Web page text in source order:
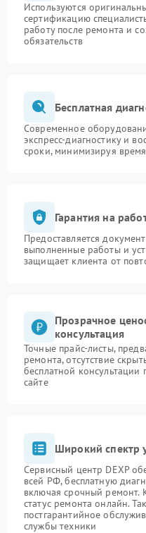
Используются
сертификацию
работу после ремонта и
обязательств
Бесплатная
Современное
экспресс-диагностику и
сроки, минимизируя
Гарантия на
Предоставляется
выполненные работы и
защищает клиента от
Прозрачное
консультация
Точные прайс-листы,
ремонта, отсутствие
бесплатной
сайте
Широкий спектр
Сервисный центр DEXP
всей РФ, бесплатную
включая срочный ремонт.
статус ремонта онлайн.
постгарантийное
службы техники